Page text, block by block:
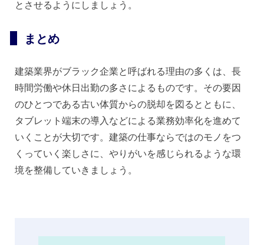
とさせるようにしましょう。
まとめ
建築業界がブラック企業と呼ばれる理由の多くは、長
時間労働や休日出勤の多さによるものです。その要因
のひとつである古い体質からの脱却を図るとともに、
タブレット端末の導入などによる業務効率化を進めて
いくことが大切です。建築の仕事ならではのモノをつ
くっていく楽しさに、やりがいを感じられるような環
境を整備していきましょう。